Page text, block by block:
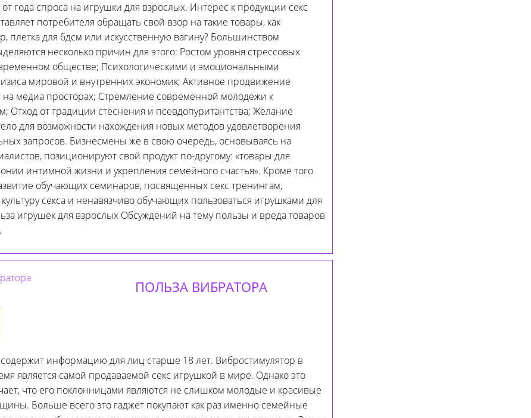
от года спроса на игрушки для взрослых. Интерес к продукции секс
потребителя обращать свой взор на такие товары, как
плетка для бдсм или искусственную вагину? Большинством
несколько причин для этого: Ростом уровня стрессовых
обществе; Психологическими и эмоциональными
мировой и внутренних экономик; Активное продвижение
на медиа просторах; Стремление современной молодежи к
Отход от традиции стеснения и псевдопуритантства; Желание
для возможности нахождения новых методов удовлетворения
запросов. Бизнесмены же в свою очередь, основываясь на
позиционируют свой продукт по-другому: «товары для
интимной жизни и укрепления семейного счастья». Кроме того
обучающих семинаров, посвященных секс тренингам,
секса и ненавязчиво обучающих пользоваться игрушками для
игрушек для взрослых Обсуждений на тему пользы и вреда товаров
ПОЛЬЗА ВИБРАТОРА
содержит информацию для лиц старше 18 лет. Вибростимулятор в
является самой продаваемой секс игрушкой в мире. Однако это
что его поклонницами являются не слишком молодые и красивые
Больше всего это гаджет покупают как раз именно семейные